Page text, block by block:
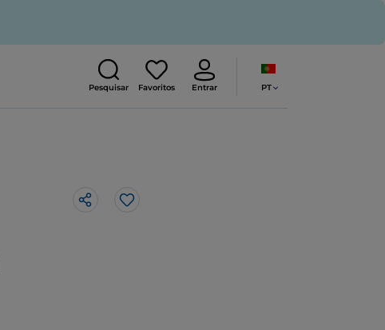
Pesquisar Favoritos Entrar PT
Gosto